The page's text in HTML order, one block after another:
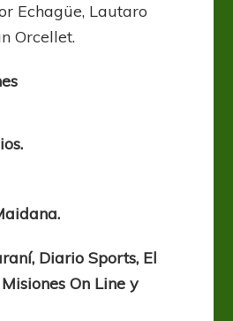
Echagüe, Lautaro
Orcellet.
Diario Sports, El
On Line y